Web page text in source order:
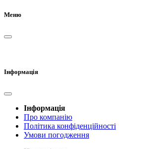
Меню
Інформація
Інформація
Про компанію
Політика конфіденційності
Умови погодження